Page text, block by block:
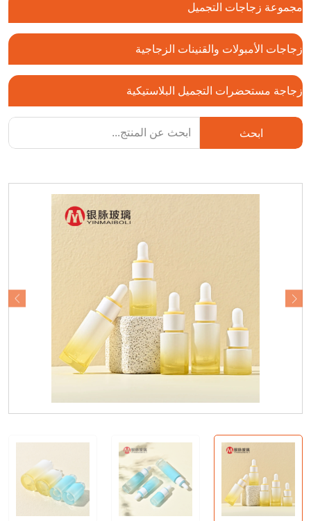
مجموعة زجاجات التجميل
زجاجات الأمبولات والقنينات الزجاجية
زجاجة مستحضرات التجميل البلاستيكية
ابحث